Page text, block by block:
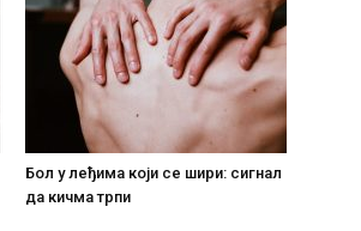
Бол у леђима који се шири: сигнал
да кичма трпи